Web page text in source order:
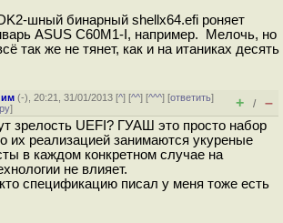
шный бинарный shellx64.efi роняет
ASUS C60M1-I, например. Мелочь, но
так же не тянет, как и на итаниках десять
(-), 20:21, 31/01/2013 [^] [^^] [^^^] [ответить]
] + / –
зрелость UEFI? ГУАШ это просто набор
их реализацией занимаются укуреные
в каждом конкретном случае на
не влияет.
спецификацию писал у меня тоже есть